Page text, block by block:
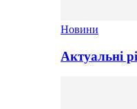
Новини
Актуальні